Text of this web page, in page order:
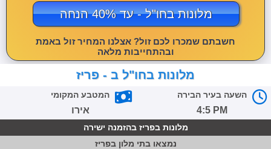
מלונות בחו"ל - עד 40% הנחה
חשבתם שמכרו לכם זול? אצלנו המחיר זול באמת
ובהתחייבות מלאה
מלונות בחו"ל ב - פריז
המטבע המקומי
אירו
השעה בעיר הבירה
4:5 PM
מלונות בפריז בהזמנה ישירה
נמצאובתי מלון בפריז